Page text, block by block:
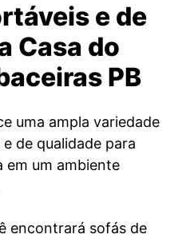
e de
Casa do
PB
uma ampla variedade
de qualidade para
em um ambiente
encontrará sofás de